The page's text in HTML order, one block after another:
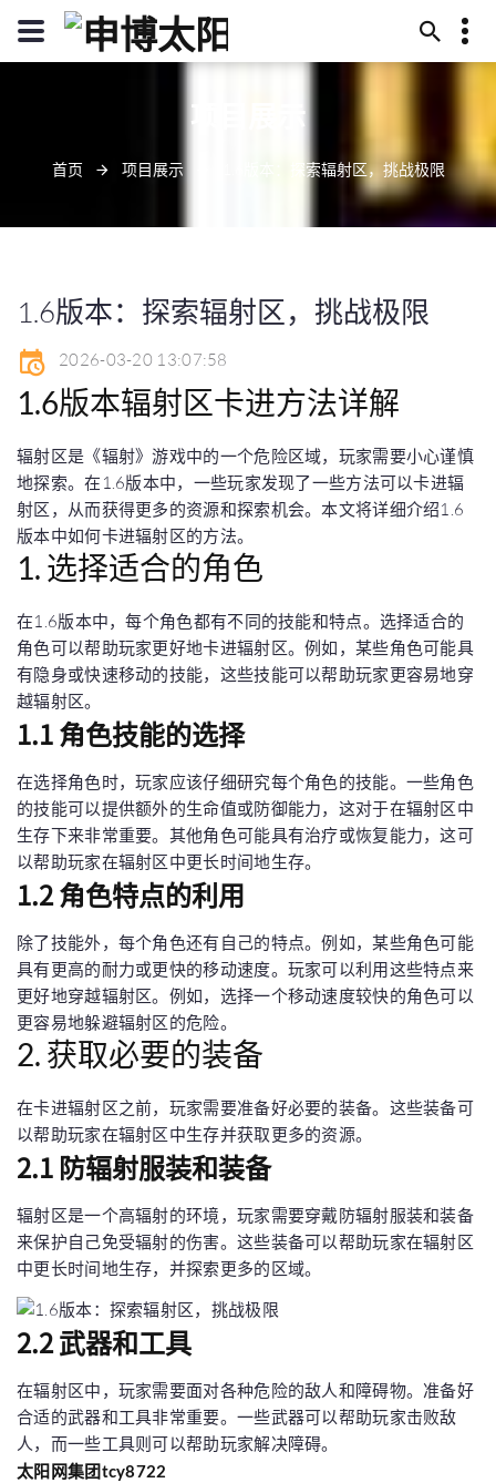
项目展示
首页 项目展示 1.6版本：探索辐射区，挑战极限
1.6版本：探索辐射区，挑战极限
2026-03-20 13:07:58
1.6版本辐射区卡进方法详解
辐射区是《辐射》游戏中的一个危险区域，玩家需要小心谨慎
地探索。在1.6版本中，一些玩家发现了一些方法可以卡进辐
射区，从而获得更多的资源和探索机会。本文将详细介绍1.6
版本中如何卡进辐射区的方法。
1. 选择适合的角色
在1.6版本中，每个角色都有不同的技能和特点。选择适合的
角色可以帮助玩家更好地卡进辐射区。例如，某些角色可能具
有隐身或快速移动的技能，这些技能可以帮助玩家更容易地穿
越辐射区。
1.1 角色技能的选择
在选择角色时，玩家应该仔细研究每个角色的技能。一些角色
的技能可以提供额外的生命值或防御能力，这对于在辐射区中
生存下来非常重要。其他角色可能具有治疗或恢复能力，这可
以帮助玩家在辐射区中更长时间地生存。
1.2 角色特点的利用
除了技能外，每个角色还有自己的特点。例如，某些角色可能
具有更高的耐力或更快的移动速度。玩家可以利用这些特点来
更好地穿越辐射区。例如，选择一个移动速度较快的角色可以
更容易地躲避辐射区的危险。
2. 获取必要的装备
在卡进辐射区之前，玩家需要准备好必要的装备。这些装备可
以帮助玩家在辐射区中生存并获取更多的资源。
2.1 防辐射服装和装备
辐射区是一个高辐射的环境，玩家需要穿戴防辐射服装和装备
来保护自己免受辐射的伤害。这些装备可以帮助玩家在辐射区
中更长时间地生存，并探索更多的区域。
2.2 武器和工具
在辐射区中，玩家需要面对各种危险的敌人和障碍物。准备好
合适的武器和工具非常重要。一些武器可以帮助玩家击败敌
人，而一些工具则可以帮助玩家解决障碍。
太阳网集团tcy8722